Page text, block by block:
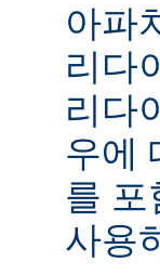
아파
리다
리다
우에
를 포
사용